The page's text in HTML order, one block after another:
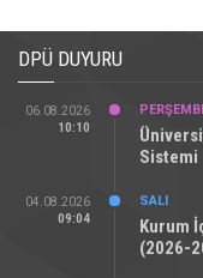
DPÜ DUYURU
06.08.2026
10:10
Sistemi
04.08.2026
09:04
SALI
Kurum
(2026-